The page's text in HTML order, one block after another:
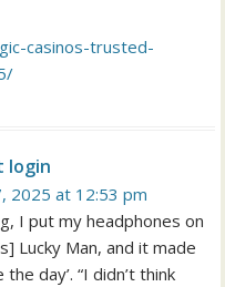
casinos-trusted-
login
2025 at 12:53 pm
I put my headphones on
Lucky Man, and it made
day’. “I didn’t think